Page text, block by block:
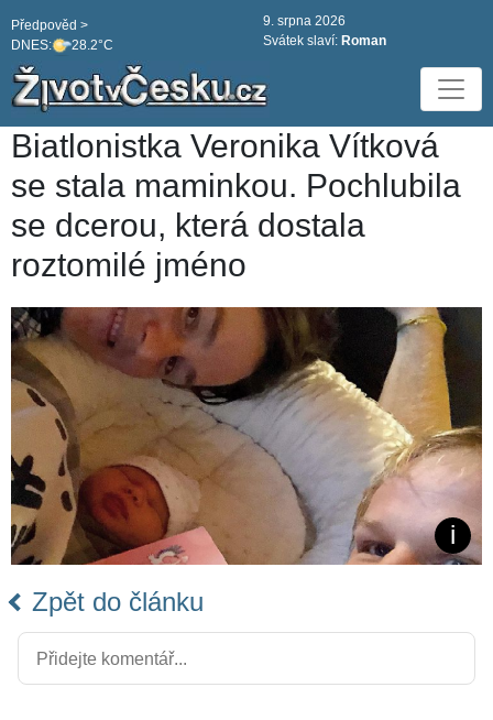
DNES: 28.2°C
Předpověd >
9. srpna 2026
Svátek slaví: Roman
Biatlonistka Veronika Vítková
se stala maminkou. Pochlubila
se dcerou, která dostala
roztomilé jméno
Zpět do článku